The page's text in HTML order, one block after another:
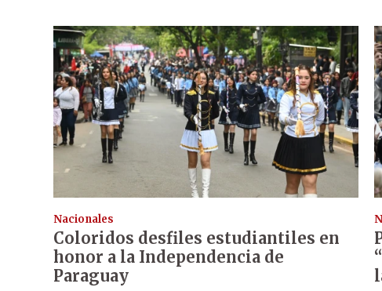
Nacionales
Coloridos desfiles estudiantiles en
honor a la Independencia de
Paraguay